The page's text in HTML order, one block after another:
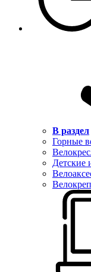
В раздел
Горные
Детские